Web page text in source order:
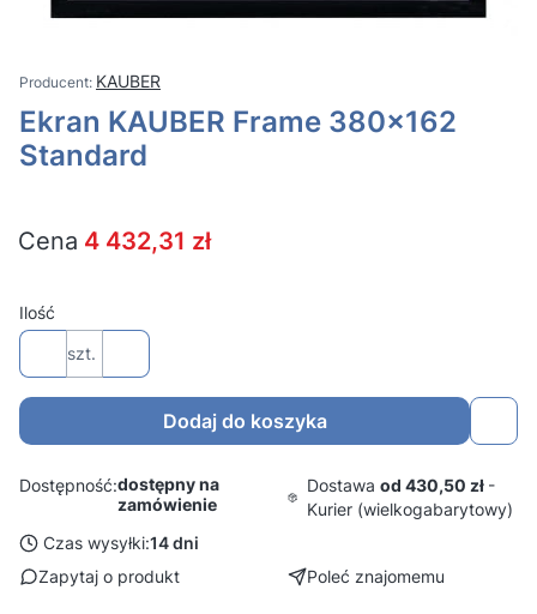
KAUBER
Ekran KAUBER Frame 380x162
Standard
Cena 4 432,31 zł
Ilość
szt.
Dodaj do koszyka
Dostępność:dostępny na
zamówienie
Dostawaod 430,50 zł -
Kurier (wielkogabarytowy)
Czas wysyłki:14 dni
Zapytaj o produkt
Poleć znajomemu